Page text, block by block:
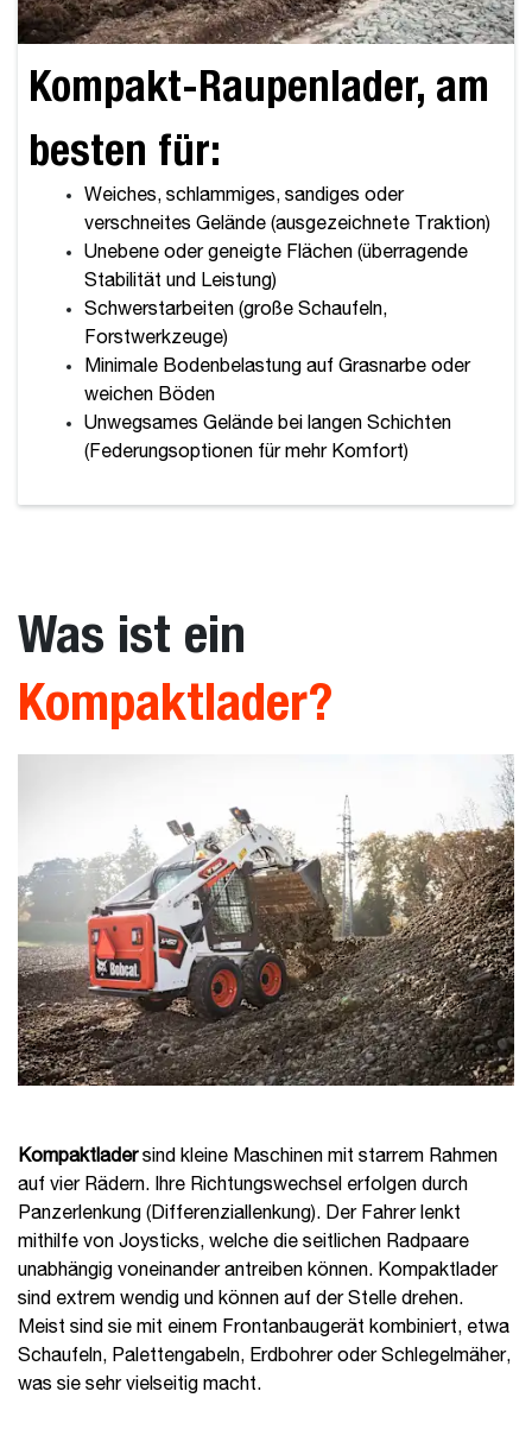
Kompakt-Raupenlader, am
besten für:
Weiches, schlammiges, sandiges oder
verschneites Gelände (ausgezeichnete Traktion)
Unebene oder geneigte Flächen (überragende
Stabilität und Leistung)
Schwerstarbeiten (große Schaufeln,
Forstwerkzeuge)
Minimale Bodenbelastung auf Grasnarbe oder
weichen Böden
Unwegsames Gelände bei langen Schichten
(Federungsoptionen für mehr Komfort)
Was ist ein
Kompaktlader?
Kompaktladersind kleine Maschinen mit starrem Rahmen
auf vier Rädern. Ihre Richtungswechsel erfolgen durch
Panzerlenkung (Differenziallenkung). Der Fahrer lenkt
mithilfe von Joysticks, welche die seitlichen Radpaare
unabhängig voneinander antreiben können. Kompaktlader
sind extrem wendig und können auf der Stelle drehen.
Meist sind sie mit einem Frontanbaugerät kombiniert, etwa
Schaufeln, Palettengabeln, Erdbohrer oder Schlegelmäher,
was sie sehr vielseitig macht.